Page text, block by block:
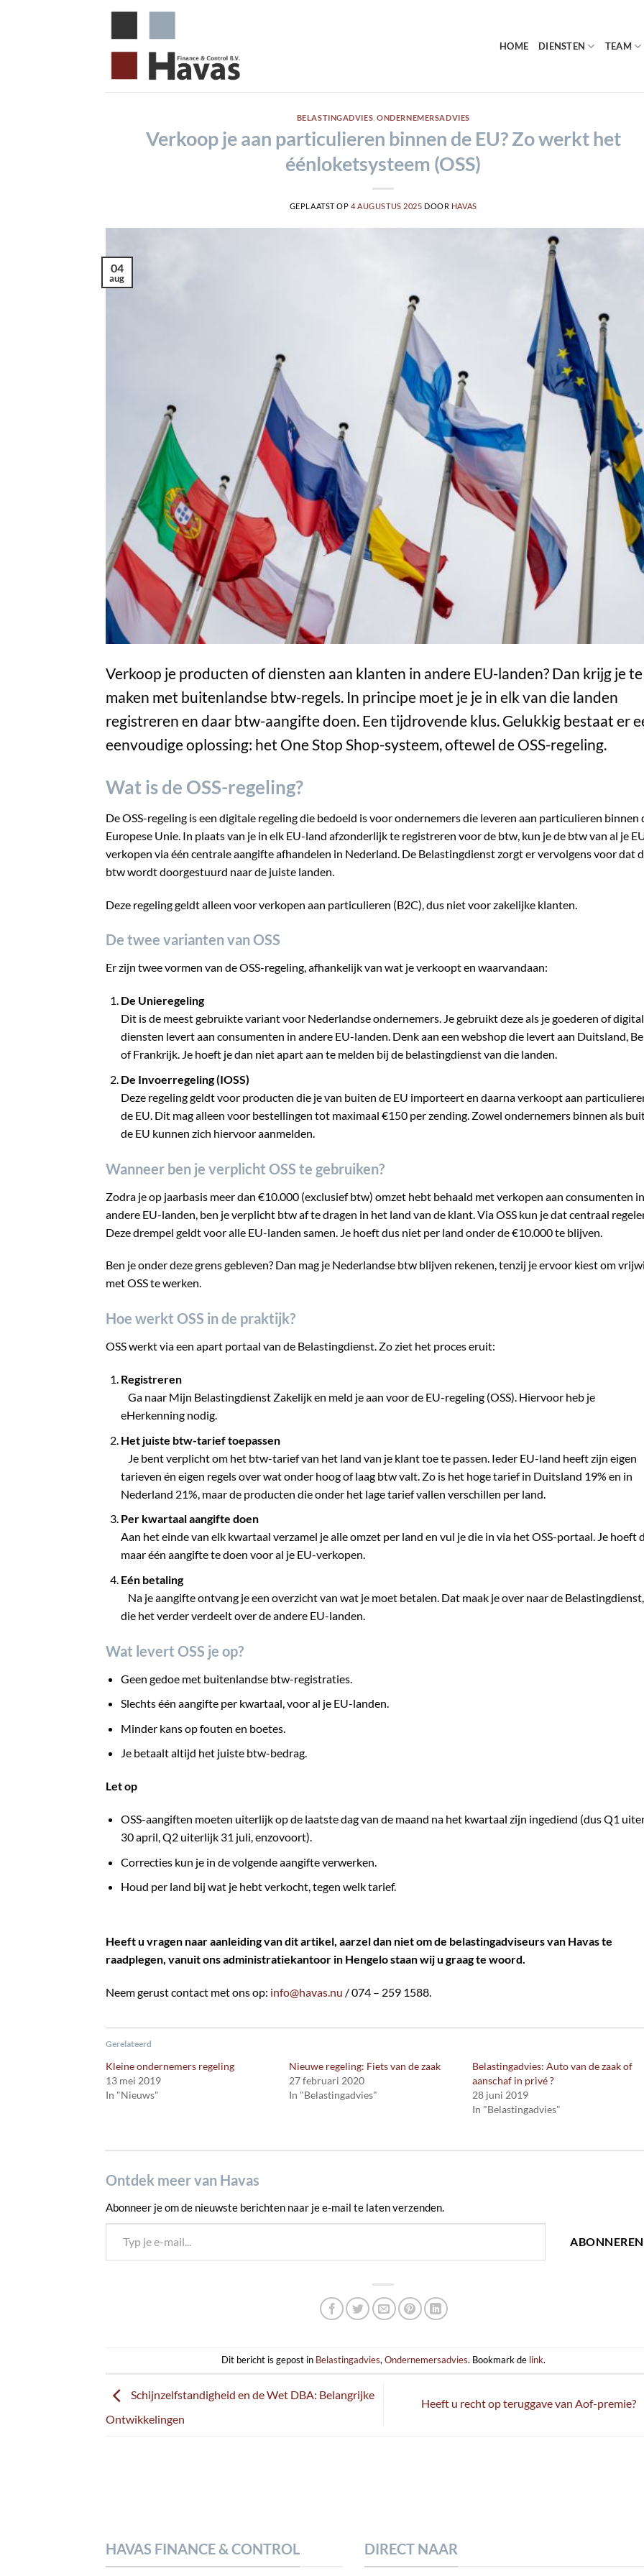
HOME DIENSTEN TEAM
BELASTINGADVIES ,ONDERNEMERSADVIES
Verkoop je aan particulieren binnen de EU? Zo werkt het
éénloketsysteem (OSS)
GEPLAATST OP4 AUGUSTUS 2025 DOOR HAVAS
04
aug
Verkoop je producten of diensten aan klanten in andere EU-landen? Dan krijg je te
maken met buitenlandse btw-regels. In principe moet je je in elk van die landen
registreren en daar btw-aangifte doen. Een tijdrovende klus. Gelukkig bestaat er
eenvoudige oplossing: het One Stop Shop-systeem, oftewel de OSS-regeling.
Wat is de OSS-regeling?
De OSS-regeling is een digitale regeling die bedoeld is voor ondernemers die leveren aan particulieren binnen
Europese Unie. In plaats van je in elk EU-land afzonderlijk te registreren voor de btw, kun je de btw van al je
verkopen via één centrale aangifte afhandelen in Nederland. De Belastingdienst zorgt er vervolgens voor dat
btw wordt doorgestuurd naar de juiste landen.
Deze regeling geldt alleen voor verkopen aan particulieren (B2C), dus niet voor zakelijke klanten.
De twee varianten van OSS
Er zijn twee vormen van de OSS-regeling, afhankelijk van wat je verkoopt en waarvandaan:
De Unieregeling
Dit is de meest gebruikte variant voor Nederlandse ondernemers. Je gebruikt deze als je goederen of
diensten levert aan consumenten in andere EU-landen. Denk aan een webshop die levert aan Duitsland,
of Frankrijk. Je hoeft je dan niet apart aan te melden bij de belastingdienst van die landen.
De Invoerregeling (IOSS)
Deze regeling geldt voor producten die je van buiten de EU importeert en daarna verkoopt aan
de EU. Dit mag alleen voor bestellingen tot maximaal €150 per zending. Zowel ondernemers binnen als
de EU kunnen zich hiervoor aanmelden.
Wanneer ben je verplicht OSS te gebruiken?
Zodra je op jaarbasis meer dan €10.000 (exclusief btw) omzet hebt behaald met verkopen aan consumenten in
andere EU-landen, ben je verplicht btw af te dragen in het land van de klant. Via OSS kun je dat centraal
Deze drempel geldt voor alle EU-landen samen. Je hoeft dus niet per land onder de €10.000 te blijven.
Ben je onder deze grens gebleven? Dan mag je Nederlandse btw blijven rekenen, tenzij je ervoor kiest om
met OSS te werken.
Hoe werkt OSS in de praktijk?
OSS werkt via een apart portaal van de Belastingdienst. Zo ziet het proces eruit:
Registreren
Ga naar Mijn Belastingdienst Zakelijk en meld je aan voor de EU-regeling (OSS). Hiervoor heb je
eHerkenning nodig.
Het juiste btw-tarief toepassen
Je bent verplicht om het btw-tarief van het land van je klant toe te passen. Ieder EU-land heeft zijn eigen
tarieven én eigen regels over wat onder hoog of laag btw valt. Zo is het hoge tarief in Duitsland 19% en in
Nederland 21%, maar de producten die onder het lage tarief vallen verschillen per land.
Per kwartaal aangifte doen
Aan het einde van elk kwartaal verzamel je alle omzet per land en vul je die in via het OSS-portaal. Je hoeft
maar één aangifte te doen voor al je EU-verkopen.
Eén betaling
Na je aangifte ontvang je een overzicht van wat je moet betalen. Dat maak je over naar de Belastingdienst,
die het verder verdeelt over de andere EU-landen.
Wat levert OSS je op?
Geen gedoe met buitenlandse btw-registraties.
Slechts één aangifte per kwartaal, voor al je EU-landen.
Minder kans op fouten en boetes.
Je betaalt altijd het juiste btw-bedrag.
Let op
OSS-aangiften moeten uiterlijk op de laatste dag van de maand na het kwartaal zijn ingediend (dus Q1
30 april, Q2 uiterlijk 31 juli, enzovoort).
Correcties kun je in de volgende aangifte verwerken.
Houd per land bij wat je hebt verkocht, tegen welk tarief.
Heeft u vragen naar aanleiding van dit artikel, aarzel dan niet om de belastingadviseurs van Havas te
raadplegen, vanuit ons administratiekantoor in Hengelo staan wij u graag te woord.
Neem gerust contact met ons op: info@havas.nu / 074 – 259 1588.
Gerelateerd
Kleine ondernemers regeling
13 mei 2019
In "Nieuws"
Nieuwe regeling: Fiets van de zaak
27 februari 2020
In "Belastingadvies"
Belastingadvies: Auto van de zaak of
aanschaf in privé ?
28 juni 2019
In "Belastingadvies"
Ontdek meer van Havas
Abonneer je om de nieuwste berichten naar je e-mail te laten verzenden.
Typ je e-mail...
ABONNEREN
Dit bericht is gepost in Belastingadvies, Ondernemersadvies. Bookmark de link.
Schijnzelfstandigheid en de Wet DBA: Belangrijke
Ontwikkelingen
Heeft u recht op teruggave van Aof-premie?
HAVAS FINANCE & CONTROL DIRECT NAAR